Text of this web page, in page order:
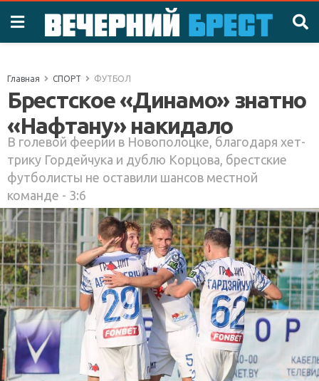
Главная СПОРТ ФУТБОЛ
Брестское «Динамо» знатно
«Нафтану» накидало
В голевой феерии в Новополоцке, благодаря хет-
трику Гордейчука и дублю Корцова, брестские
футболисты не оставили шансов местной
команде - 3:6